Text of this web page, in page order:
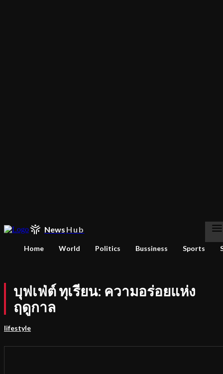
News Hub
Home World Politics Bussiness Sports
บุฟเฟ่ต์ ทุเรียน: ความอร่อยแห่ง
ฤดูกาล
lifestyle